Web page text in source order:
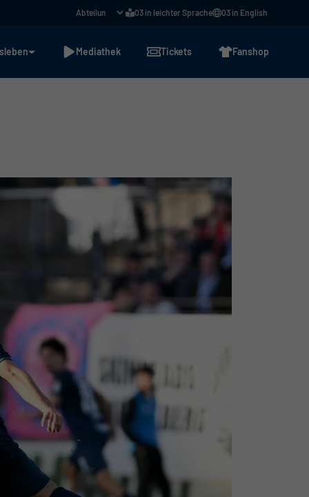
03 in leichter Sprache 03 in English
Mediathek Tickets Fanshop